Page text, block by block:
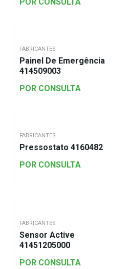
FABRICANTES
Painel De Emergência
414509003
POR CONSULTA
FABRICANTES
Pressostato 4160482
POR CONSULTA
FABRICANTES
Sensor Active
41451205000
POR CONSULTA